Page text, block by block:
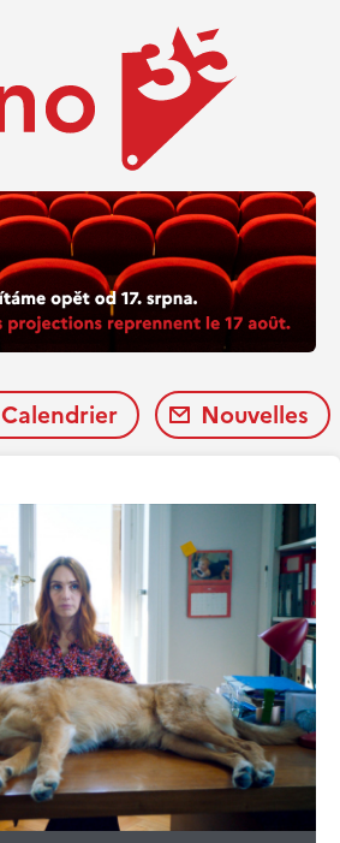
Calendrier Nouvelles